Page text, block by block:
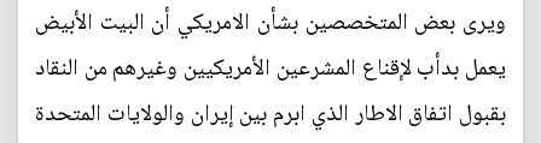
ويرى بعض المتخصصين بشأن الامريكي أن البيت الأبيض
يعمل بدأب لإقناع المشرعين الأمريكيين وغيرهم من النقاد
بقبول اتفاق الاطار الذي ابرم بين إيران والولايات المتحدة